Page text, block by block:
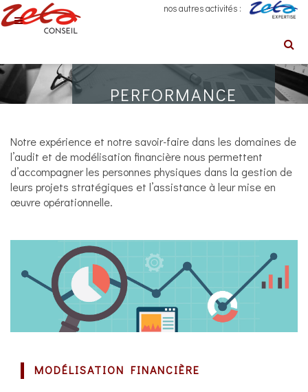
nos autres activités :
PERFORMANCE
Gestion de projets
stratégiques et
assistance à leur mise
en œuvre opérationnelle
Notre expérience et notre savoir-faire dans les domaines de
l’audit et de modélisation financière nous permettent
d’accompagner les personnes physiques dans la gestion de
leurs projets stratégiques et l’assistance à leur mise en
œuvre opérationnelle.
MODÉLISATION FINANCIÈRE